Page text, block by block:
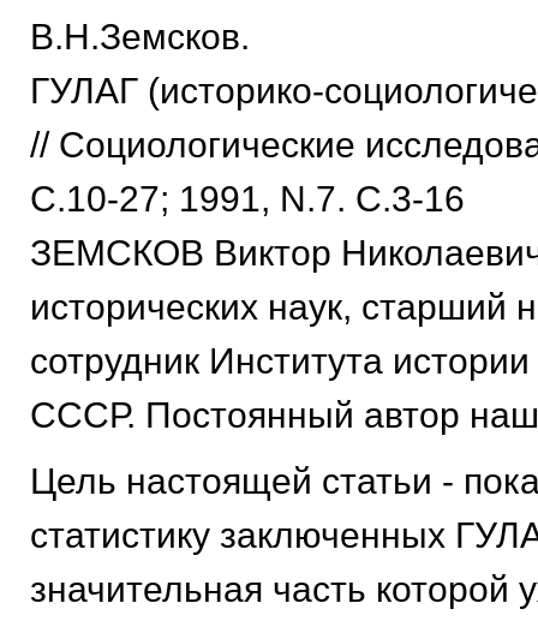
В.Н.Земсков.
ГУЛАГ (историко-
// Социологические
С.10-27; 1991, N.7. С.3-16
ЗЕМСКОВ Виктор
исторических наук, старший
сотрудник Института
СССР. Постоянный автор
Цель настоящей статьи -
статистику заключенных
значительная часть которой